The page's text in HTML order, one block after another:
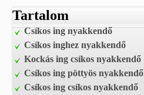
Tartalom
Csíkos ing nyakkendő
Csíkos inghez nyakkendő
Kockás ing csíkos nyakkendő
Csíkos ing pöttyös nyakkendő
Csíkos ing csíkos nyakkendő